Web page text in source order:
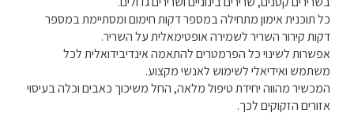
כל תוכנית אימון מתחילה במספר דקות חימום ומסתיימת במספר
דקות קירור השריר לשמירה אופטימאלית על השריר.
אפשרות לשינוי כל הפרמטרים להתאמה אינדיבידואלית לכל
משתמש ואידיאלי לשימוש לאנשי מקצוע.
המכשיר מהווה יחידת טיפול מלאה, החל משיכוך כאבים וכלה בעיסוי
אזורים הזקוקים לכך.